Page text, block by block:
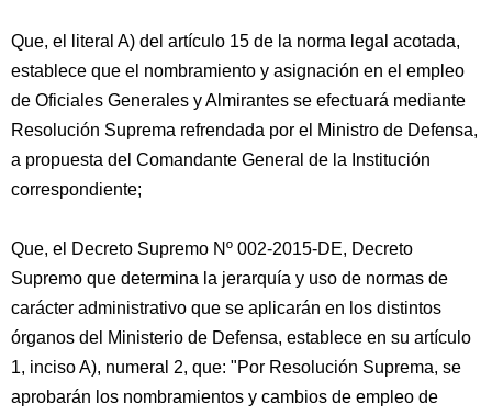
Que, el literal A) del artículo 15 de la norma legal acotada,
establece que el nombramiento y asignación en el empleo
de Oficiales Generales y Almirantes se efectuará mediante
Resolución Suprema refrendada por el Ministro de Defensa,
a propuesta del Comandante General de la Institución
correspondiente;
Que, el Decreto Supremo Nº 002-2015-DE, Decreto
Supremo que determina la jerarquía y uso de normas de
carácter administrativo que se aplicarán en los distintos
órganos del Ministerio de Defensa, establece en su artículo
1, inciso A), numeral 2, que: "Por Resolución Suprema, se
aprobarán los nombramientos y cambios de empleo de